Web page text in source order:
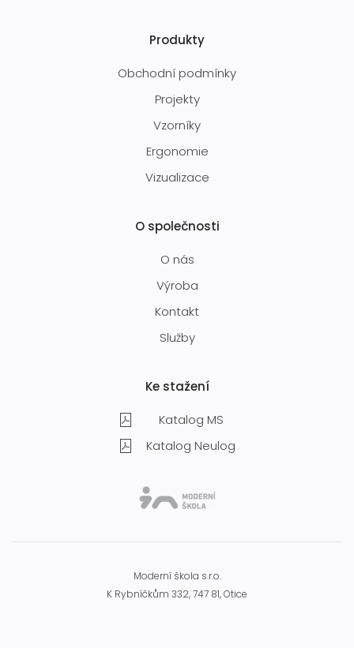
Produkty
Obchodní podmínky
Projekty
Vzorníky
Ergonomie
Vizualizace
O společnosti
O nás
Výroba
Kontakt
Služby
Ke stažení
Katalog MS
Katalog Neulog
Moderní škola s.r.o.
K Rybníčkům 332, 747 81, Otice